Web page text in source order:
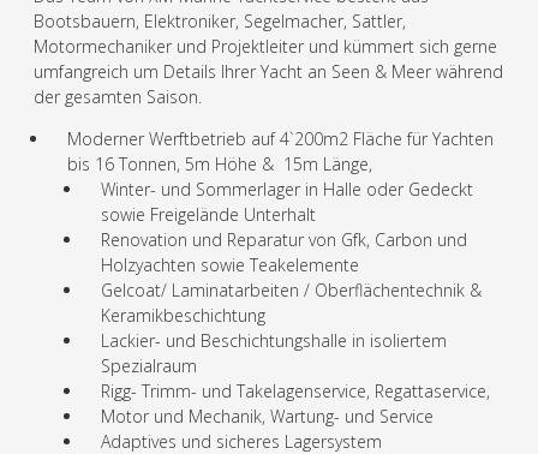
Bootsbauern, Elektroniker, Segelmacher, Sattler,
Motormechaniker und Projektleiter und kümmert sich gerne
umfangreich um Details Ihrer Yacht an Seen & Meer während
der gesamten Saison.
Moderner Werftbetrieb auf 4`200m2 Fläche für Yachten
bis 16 Tonnen, 5m Höhe & 15m Länge,
Winter- und Sommerlager in Halle oder Gedeckt
sowie Freigelände Unterhalt
Renovation und Reparatur von Gfk, Carbon und
Holzyachten sowie Teakelemente
Gelcoat/ Laminatarbeiten / Oberflächentechnik &
Keramikbeschichtung
Lackier- und Beschichtungshalle in isoliertem
Spezialraum
Rigg- Trimm- und Takelagenservice, Regattaservice,
Motor und Mechanik, Wartung- und Service
Adaptives und sicheres Lagersystem